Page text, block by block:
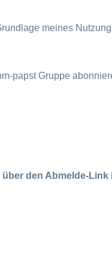
meines
papst Gruppe
den Abmelde-